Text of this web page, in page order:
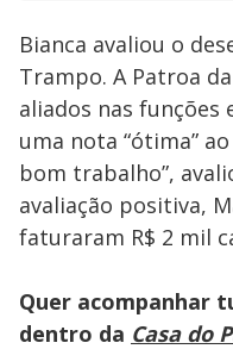
Bianca avaliou o
Trampo. A Patroa
aliados nas
uma nota “ótima”
bom trabalho”,
avaliação positiva,
faturaram R$ 2 mil
Quer acompanhar
dentro da Casa do